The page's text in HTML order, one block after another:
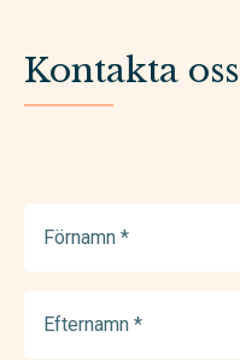
Kontakta oss
(Required)
(Required)